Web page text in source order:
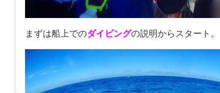
まずは船上でのダイビングの説明からスタート。